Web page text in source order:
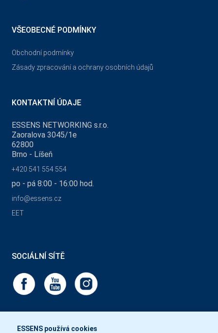
ESSENS používá cookies
VŠEOBECNÉ PODMÍNKY
Obchodní podmínky
Zásady zpracování a ochrany osobních údajů
KONTAKTNÍ ÚDAJE
ESSENS NETWORKING s.r.o.
Zaoralova 3045/1e
62800
Brno - Líšeň
+420 541 554 554
po - pá 8:00 - 16:00 hod.
info@essens.cz
EET
SOCIÁLNÍ SÍTĚ